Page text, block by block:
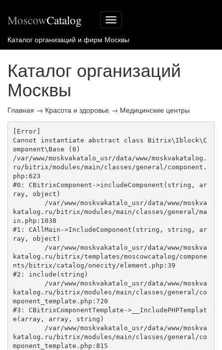
Меню
сайта
MoscowCatalog
Каталог организаций и фирм Москвы
Каталог организаций
Москвы
Главная → Красота и здоровье → Медицинские центры
[Error]
Cannot instantiate abstract class Bitrix\Iblock\C
omponent\Base (0)
/var/www/moskvakatalo_usr/data/www/moskvakatalog.
ru/bitrix/modules/main/classes/general/component.
php:623
#0: CBitrixComponent->includeComponent(string, ar
ray, object)
katalog.ru/bitrix/modules/main/classes/general/ma
in.php:1038
#1: CAllMain->IncludeComponent(string, string, ar
ray, object)
katalog.ru/bitrix/templates/moscowcatalog/compone
nts/bitrix/catalog/onecity/element.php:39
#2: include(string)
katalog.ru/bitrix/modules/main/classes/general/co
mponent_template.php:720
#3: CBitrixComponentTemplate->__IncludePHPTemplat
e(array, array, string)
katalog.ru/bitrix/modules/main/classes/general/co
mponent_template.php:815